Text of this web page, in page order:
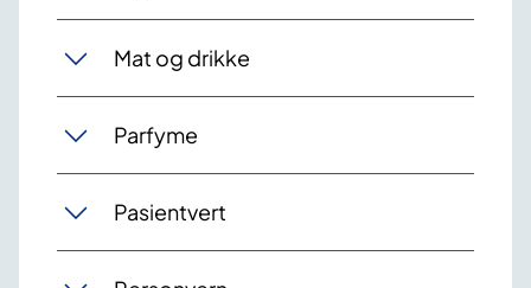
Mat og drikke
Parfyme
Pasientvert